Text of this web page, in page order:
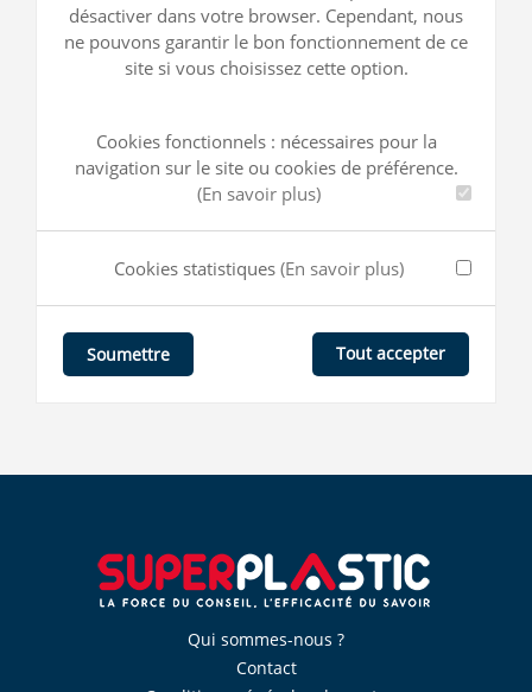
désactiver dans votre browser. Cependant, nous
ne pouvons garantir le bon fonctionnement de ce
site si vous choisissez cette option.
Cookies fonctionnels : nécessaires pour la
navigation sur le site ou cookies de préférence.
(En savoir plus)
Cookies statistiques (En savoir plus)
Soumettre Tout accepter
Qui sommes-nous ?
Contact